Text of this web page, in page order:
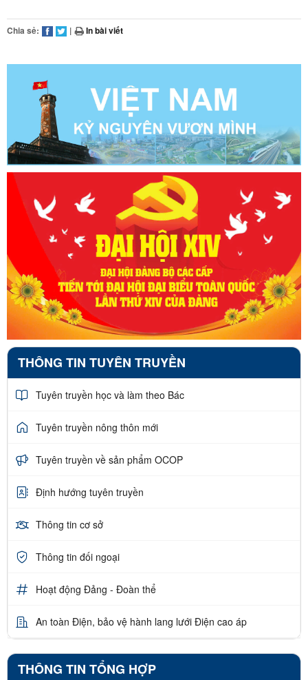
Chia sẻ: | In bài viết
THÔNG TIN TUYÊN TRUYỀN
Tuyên truyền học và làm theo Bác
Tuyên truyền nông thôn mới
Tuyên truyền về sản phẩm OCOP
Định hướng tuyên truyền
Thông tin cơ sở
Thông tin đối ngoại
Hoạt động Đảng - Đoàn thể
An toàn Điện, bảo vệ hành lang lưới Điện cao áp
THÔNG TIN TỔNG HỢP